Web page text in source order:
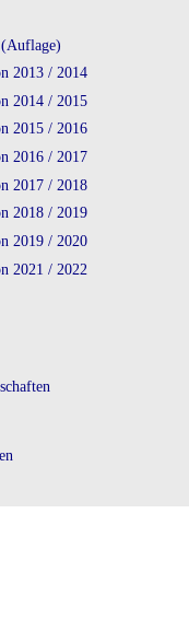
2013 / 2014
2014 / 2015
2015 / 2016
2016 / 2017
2017 / 2018
2018 / 2019
2019 / 2020
2021 / 2022